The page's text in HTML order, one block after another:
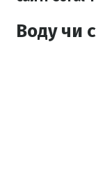
Воду чи